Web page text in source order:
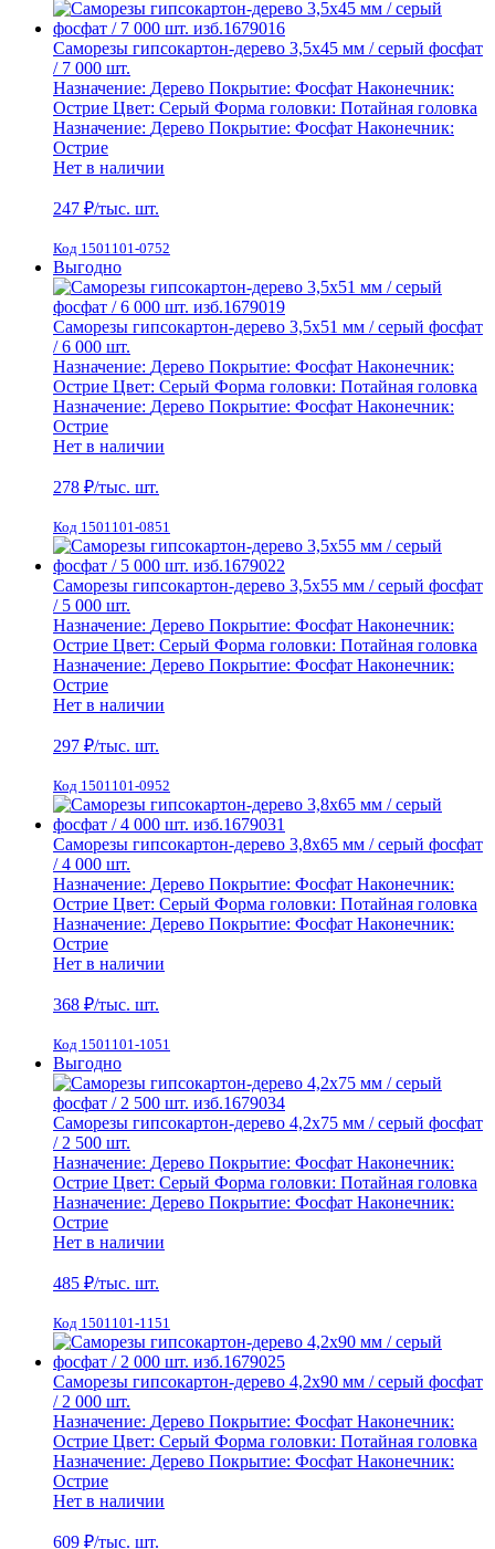
Саморезы гипсокартон-дерево 3,5х45 мм / серый фосфат
/ 7 000 шт.
Назначение: Дерево Покрытие: Фосфат Наконечник:
Острие Цвет: Серый Форма головки: Потайная головка
Назначение: Дерево Покрытие: Фосфат Наконечник:
Острие
Нет в наличии
247 ₽/тыс. шт.
Код 1501101-0752
Выгодно
Саморезы гипсокартон-дерево 3,5х51 мм / серый фосфат
/ 6 000 шт.
Назначение: Дерево Покрытие: Фосфат Наконечник:
Острие Цвет: Серый Форма головки: Потайная головка
Назначение: Дерево Покрытие: Фосфат Наконечник:
Острие
Нет в наличии
278 ₽/тыс. шт.
Код 1501101-0851
Саморезы гипсокартон-дерево 3,5х55 мм / серый фосфат
/ 5 000 шт.
Назначение: Дерево Покрытие: Фосфат Наконечник:
Острие Цвет: Серый Форма головки: Потайная головка
Назначение: Дерево Покрытие: Фосфат Наконечник:
Острие
Нет в наличии
297 ₽/тыс. шт.
Код 1501101-0952
Саморезы гипсокартон-дерево 3,8х65 мм / серый фосфат
/ 4 000 шт.
Назначение: Дерево Покрытие: Фосфат Наконечник:
Острие Цвет: Серый Форма головки: Потайная головка
Назначение: Дерево Покрытие: Фосфат Наконечник:
Острие
Нет в наличии
368 ₽/тыс. шт.
Код 1501101-1051
Выгодно
Саморезы гипсокартон-дерево 4,2х75 мм / серый фосфат
/ 2 500 шт.
Назначение: Дерево Покрытие: Фосфат Наконечник:
Острие Цвет: Серый Форма головки: Потайная головка
Назначение: Дерево Покрытие: Фосфат Наконечник:
Острие
Нет в наличии
485 ₽/тыс. шт.
Код 1501101-1151
Саморезы гипсокартон-дерево 4,2х90 мм / серый фосфат
/ 2 000 шт.
Назначение: Дерево Покрытие: Фосфат Наконечник:
Острие Цвет: Серый Форма головки: Потайная головка
Назначение: Дерево Покрытие: Фосфат Наконечник:
Острие
Нет в наличии
609 ₽/тыс. шт.